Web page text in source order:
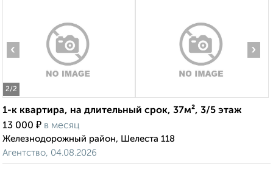
2/2
‹ ›
1-к квартира, на длительный срок, 37м², 3/5 этаж
13 000 ₽ в месяц
Железнодорожный район, Шелеста 118
Агентство, 04.08.2026